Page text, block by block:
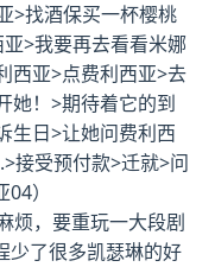
>找酒保买一杯樱桃
>我要再去看看米娜
西亚>点费利西亚>去
她！>期待着它的到
生日>让她问费利西
接受预付款>迁就>问
04）
烦，要重玩一大段剧
少了很多凯瑟琳的好